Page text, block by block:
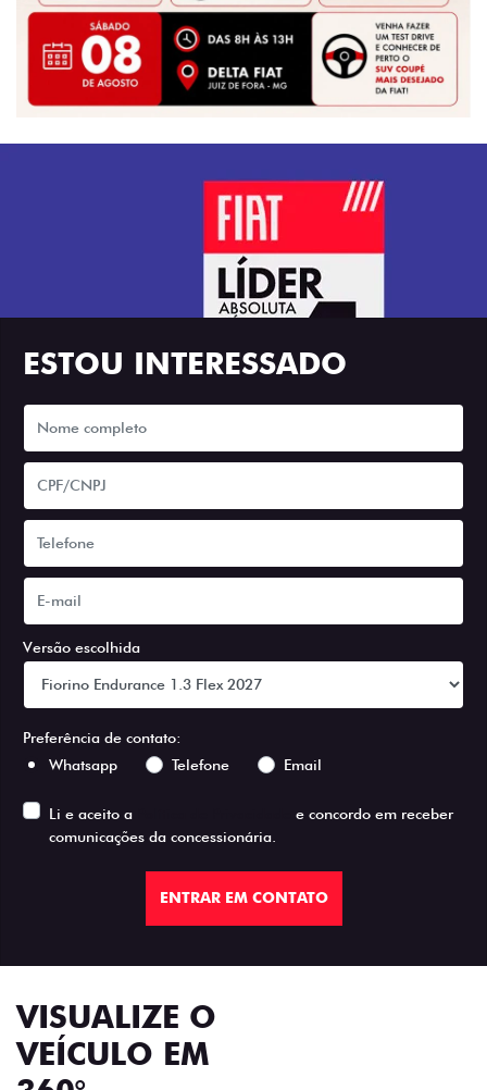
ESTOU INTERESSADO
Versão escolhida
Preferência de contato:
Whatsapp
Telefone Email
Li e aceito a
e concordo em receber
comunicações da concessionária.
ENTRAR EM CONTATO
VISUALIZE O
VEÍCULO EM